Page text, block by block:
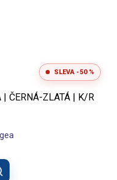
SLEVA -50 %
| ČERNÁ-ZLATÁ | K/R